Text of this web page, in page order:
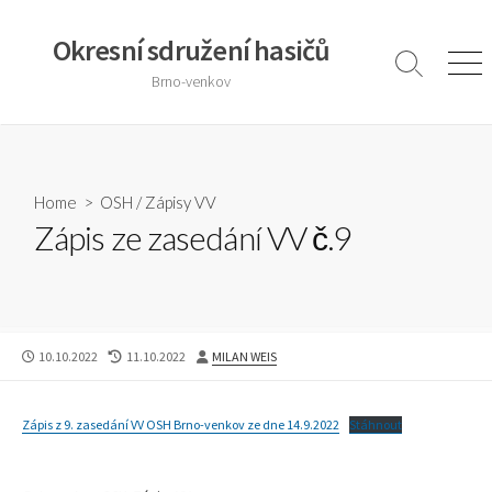
contentOkresní sdružení hasičů
Brno-venkov
Search
Home > OSH /Zápisy VV
Zápis ze zasedání VV č.9
PUBLISHED
10.10.2022
LAST
11.10.2022 AUTHOR
MILAN WEIS
Zápis z 9. zasedání VV OSH Brno-venkov ze dne 14.9.2022 Stáhnout